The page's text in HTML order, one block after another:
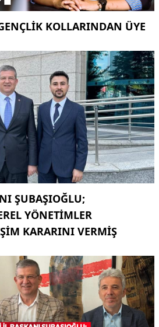
KOLLARINDAN ÜYE
ŞUBAŞIOĞLU;
YÖNETIMLER
KARARINI VERMIŞ